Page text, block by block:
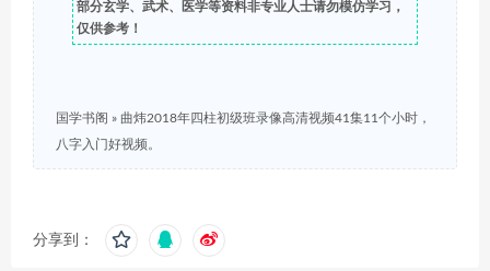
部分玄学、武术、医学等资料非专业人士请勿模仿学习，
仅供参考！
国学书阁 » 曲炜2018年四柱初级班录像高清视频41集11个小时，
八字入门好视频。
分享到：